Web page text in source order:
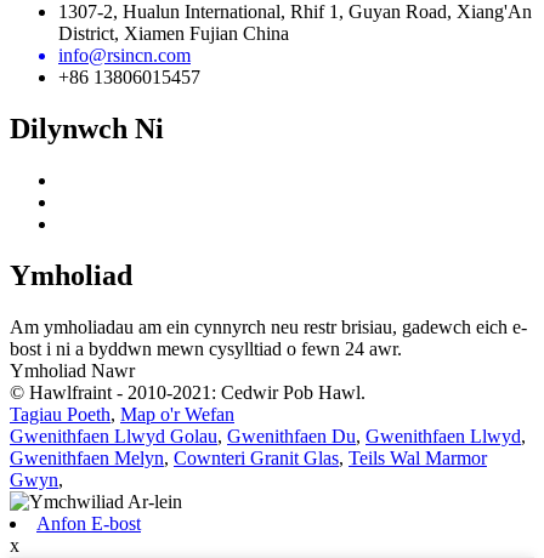
1307-2, Hualun International, Rhif 1, Guyan Road, Xiang'An
District, Xiamen Fujian China
info@rsincn.com
+86 13806015457
Dilynwch Ni
Ymholiad
Am ymholiadau am ein cynnyrch neu restr brisiau, gadewch eich e-
bost i ni a byddwn mewn cysylltiad o fewn 24 awr.
Ymholiad Nawr
© Hawlfraint - 2010-2021: Cedwir Pob Hawl.
Tagiau Poeth, Map o'r Wefan
Gwenithfaen Llwyd Golau, Gwenithfaen Du, Gwenithfaen Llwyd,
Gwenithfaen Melyn, Cownteri Granit Glas, Teils Wal Marmor
Gwyn,
Anfon E-bost
x